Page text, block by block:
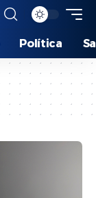
Política